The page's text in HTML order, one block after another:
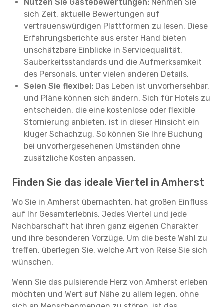
Nutzen Sie Gästebewertungen: Nehmen Sie
sich Zeit, aktuelle Bewertungen auf
vertrauenswürdigen Plattformen zu lesen. Diese
Erfahrungsberichte aus erster Hand bieten
unschätzbare Einblicke in Servicequalität,
Sauberkeitsstandards und die Aufmerksamkeit
des Personals, unter vielen anderen Details.
Seien Sie flexibel: Das Leben ist unvorhersehbar,
und Pläne können sich ändern. Sich für Hotels zu
entscheiden, die eine kostenlose oder flexible
Stornierung anbieten, ist in dieser Hinsicht ein
kluger Schachzug. So können Sie Ihre Buchung
bei unvorhergesehenen Umständen ohne
zusätzliche Kosten anpassen.
Finden Sie das ideale Viertel in Amherst
Wo Sie in Amherst übernachten, hat großen Einfluss
auf Ihr Gesamterlebnis. Jedes Viertel und jede
Nachbarschaft hat ihren ganz eigenen Charakter
und ihre besonderen Vorzüge. Um die beste Wahl zu
treffen, überlegen Sie, welche Art von Reise Sie sich
wünschen.
Wenn Sie das pulsierende Herz von Amherst erleben
möchten und Wert auf Nähe zu allem legen, ohne